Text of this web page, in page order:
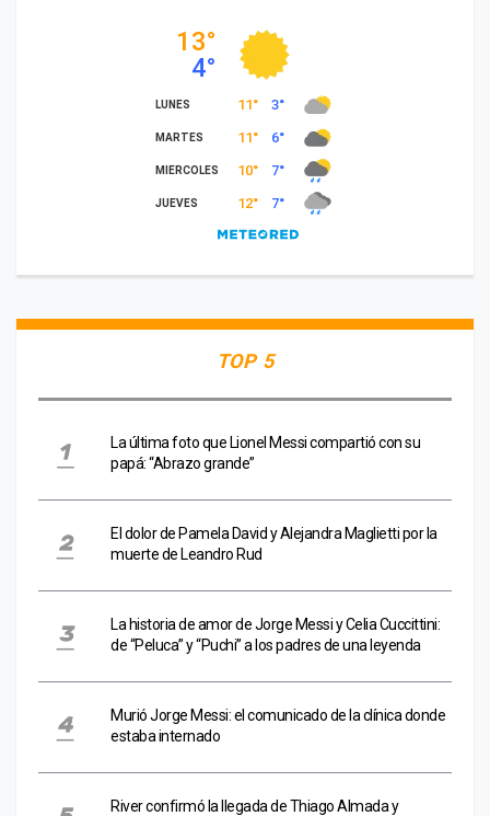
TOP 5
La última foto que Lionel Messi compartió con su
papá: “Abrazo grande”
El dolor de Pamela David y Alejandra Maglietti por la
muerte de Leandro Rud
La historia de amor de Jorge Messi y Celia Cuccittini:
de “Peluca” y “Puchi” a los padres de una leyenda
Murió Jorge Messi: el comunicado de la clínica donde
estaba internado
River confirmó la llegada de Thiago Almada y